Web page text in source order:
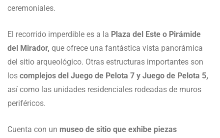
ceremoniales.
El recorrido imperdible es a la Plaza del Este o Pirámide
del Mirador, que ofrece una fantástica vista panorámica
del sitio arqueológico. Otras estructuras importantes son
los complejos del Juego de Pelota 7 y Juego de Pelota 5,
así como las unidades residenciales rodeadas de muros
periféricos.
Cuenta con un museo de sitio que exhibe piezas